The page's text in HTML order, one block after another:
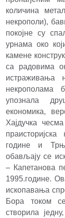
количина
некрополи),
покојне су
урнама око
камене
са радовима
истраживања
некрополама
упознала
економика,
Хајдучка
године и
обављају се
– Капетанова
1995.године.
ископавања
Бора током
створила